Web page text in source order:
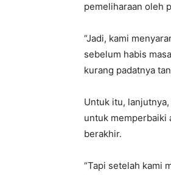
pemeliharaan oleh
“Jadi, kami
sebelum habis
kurang padatnya
Untuk itu,
untuk memperbaiki
berakhir.
“Tapi setelah kami